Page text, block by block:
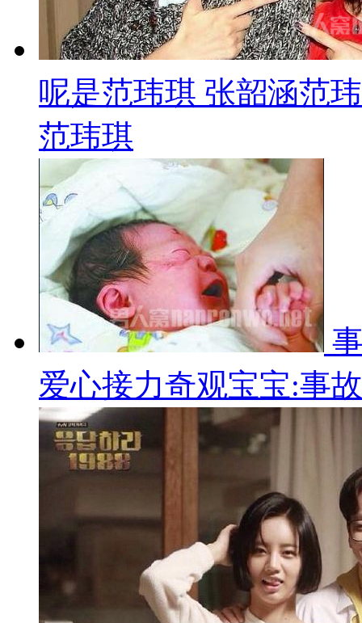
呢是范玮琪 张韶涵范
范玮琪
爱心接力奇观宝宝:事